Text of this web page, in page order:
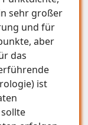
sehr großer
und für
aber
das
ist